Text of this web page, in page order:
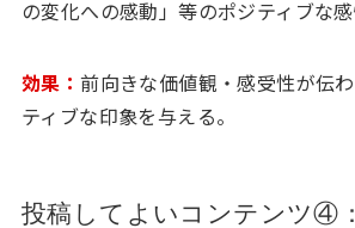
の変化への感動」等のポジティブな感
効果：前向きな価値観・感受性が伝
ティブな印象を与える。
投稿してよいコンテンツ④